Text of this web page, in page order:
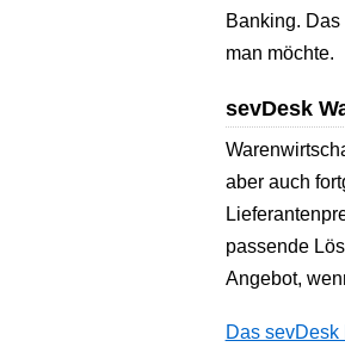
Banking.
man möchte.
sevDesk
aber auch
passende
Angebot,
Das